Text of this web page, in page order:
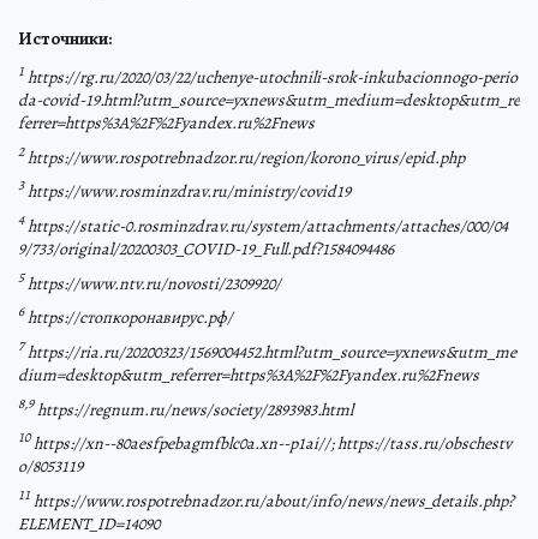
Источники:
1https://rg.ru/2020/03/22/uchenye-utochnili-srok-inkubacionnogo-perio
da-covid-19.html?utm_source=yxnews&utm_medium=desktop&utm_re
ferrer=https%3A%2F%2Fyandex.ru%2Fnews
2https://www.rospotrebnadzor.ru/region/korono_virus/epid.php
3https://www.rosminzdrav.ru/ministry/covid19
4https://static-0.rosminzdrav.ru/system/attachments/attaches/000/04
9/733/original/20200303_COVID-19_Full.pdf?1584094486
5https://www.ntv.ru/novosti/2309920/
6https://стопкоронавирус.рф/
7https://ria.ru/20200323/1569004452.html?utm_source=yxnews&utm_me
dium=desktop&utm_referrer=https%3A%2F%2Fyandex.ru%2Fnews
8,9https://regnum.ru/news/society/2893983.html
10https://xn--80aesfpebagmfblc0a.xn--p1ai//; https://tass.ru/obschestv
o/8053119
11https://www.rospotrebnadzor.ru/about/info/news/news_details.php?
ELEMENT_ID=14090